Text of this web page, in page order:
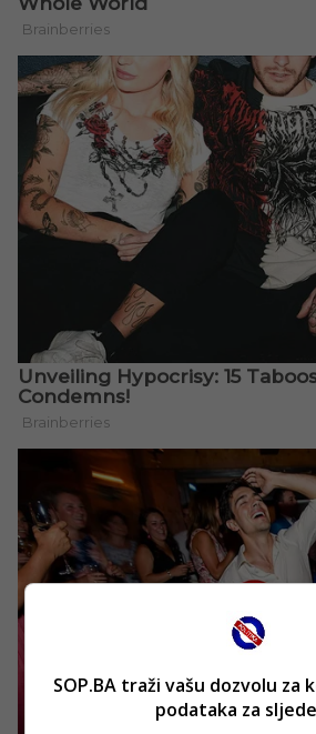
SOP.BA traži vašu dozvolu za
podataka za